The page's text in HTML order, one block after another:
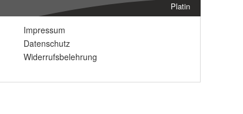
Platin
Impressum
Datenschutz
Widerrufsbelehrung